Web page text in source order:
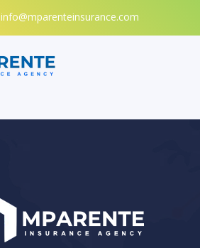
info@mparenteinsurance.com